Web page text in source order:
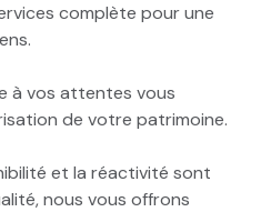
complète pour une
à vos attentes vous
de votre patrimoine.
et la réactivité sont
nous vous offrons